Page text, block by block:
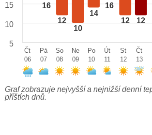
16
12
10
14
16
12 12
15
10
5
Čt
06
Pá
07
So
08
Ne
09
Po
10
Út
11
St
12
Čt
13
Graf zobrazuje nejvyšší a nejnižší denní
příštích dnů.